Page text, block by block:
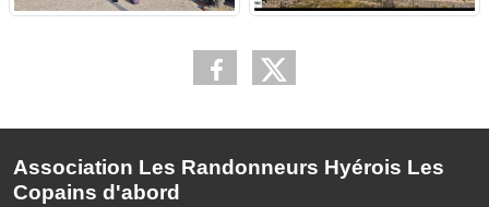
Association Les Randonneurs Hyérois Les
Copains d'abord